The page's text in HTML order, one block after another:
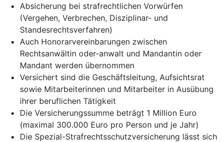
Absicherung bei strafrechtlichen Vorwürfen
(Vergehen, Verbrechen, Disziplinar- und
Standesrechtsverfahren)
Auch Honorarvereinbarungen zwischen
Rechtsanwältin oder-anwalt und Mandantin oder
Mandant werden übernommen
Versichert sind die Geschäftsleitung, Aufsichtsrat
sowie Mitarbeiterinnen und Mitarbeiter in Ausübung
ihrer beruflichen Tätigkeit
Die Versicherungssumme beträgt 1 Million Euro
(maximal 300.000 Euro pro Person und je Jahr)
Die Spezial-Strafrechtsschutzversicherung lässt sich